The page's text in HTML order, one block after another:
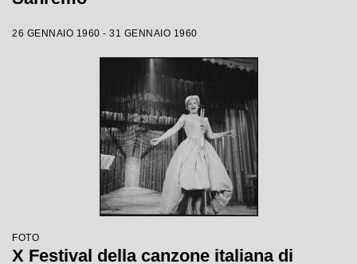
26 GENNAIO 1960 - 31 GENNAIO 1960
FOTO
X Festival della canzone italiana di